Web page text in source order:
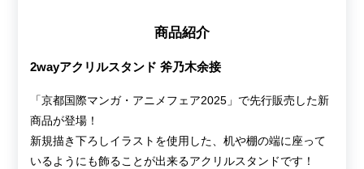
商品紹介
2wayアクリルスタンド 斧乃木余接
「京都国際マンガ・アニメフェア2025」で先行販売した新
商品が登場！
新規描き下ろしイラストを使用した、机や棚の端に座って
いるようにも飾ることが出来るアクリルスタンドです！